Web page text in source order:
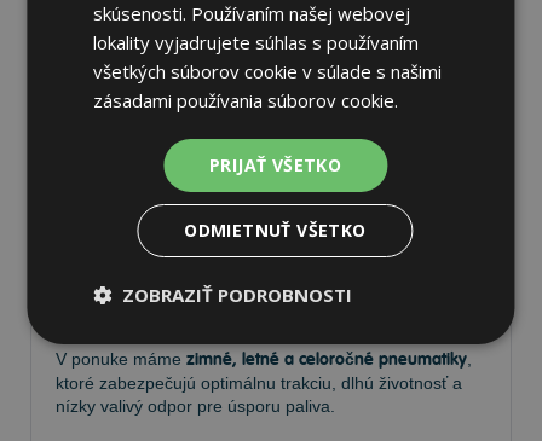
Pneumatiky
Vyberte si kvalitnépneumatikypre bezpečnú, komfortnú
a úspornú jazdu. NaTire.sknájdete široký výber
pneumatík pre rôzne typy vozidiel a jazdných
podmienok.
prémiové značky, akoContinental
Matador ,Semperit, ako aj ďalších výrobcov:
Michelin
V ponuke máme zimné, letné a celoročné pneumatiky
ktoré zabezpečujú optimálnu trakciu, dlhú životnosť a
nízky valivý odpor pre úsporu paliva.
skúsenosti. Používaním našej webovej
lokality vyjadrujete súhlas s používaním
všetkých súborov cookie v súlade s našimi
zásadami používania súborov cookie.
PRIJAŤ VŠETKO
ODMIETNUŤ VŠETKO
ZOBRAZIŤ PODROBNOSTI